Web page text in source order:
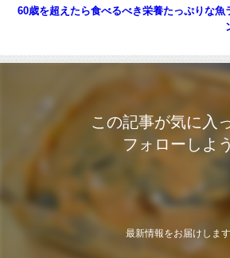
60歳を超えたら食べるべき栄養たっぷりな魚
この記事が気に入
フォローしよう
最新情報をお届けします